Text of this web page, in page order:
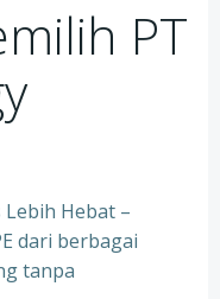
PT
Hebat –
dari berbagai
tanpa